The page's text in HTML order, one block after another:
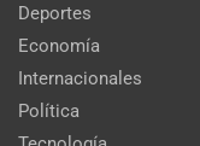
Deportes
Economía
Internacionales
Política